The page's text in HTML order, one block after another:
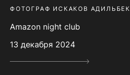
ФОТОГРАФ ИСКАКОВ АДИЛЬБЕК
Amazon night club
13 декабря 2024